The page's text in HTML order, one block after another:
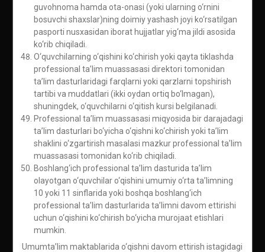
guvohnoma hamda ota-onasi (yoki ularning o‘rnini
bosuvchi shaxslar)ning doimiy yashash joyi ko‘rsatilgan
pasporti nusxasidan iborat hujjatlar yig‘ma jildi asosida
ko‘rib chiqiladi.
O‘quvchilarning o‘qishini ko‘chirish yoki qayta tiklashda
professional ta’lim muassasasi direktori tomonidan
ta’lim dasturlaridagi farqlarni yoki qarzlarni topshirish
tartibi va muddatlari (ikki oydan ortiq bo‘lmagan),
shuningdek, o‘quvchilarni o‘qitish kursi belgilanadi.
Professional ta’lim muassasasi miqyosida bir darajadagi
ta’lim dasturlari bo‘yicha o‘qishni ko‘chirish yoki ta’lim
shaklini o‘zgartirish masalasi mazkur professional ta’lim
muassasasi tomonidan ko‘rib chiqiladi.
Boshlang‘ich professional ta’lim dasturida ta’lim
olayotgan o‘quvchilar o‘qishini umumiy o‘rta ta’limning
10 yoki 11 sinflarida yoki boshqa boshlang‘ich
professional ta’lim dasturlarida ta’limni davom ettirishi
uchun o‘qishini ko‘chirish bo‘yicha murojaat etishlari
mumkin.
Umumta’lim maktablarida o‘qishni davom ettirish istagidagi